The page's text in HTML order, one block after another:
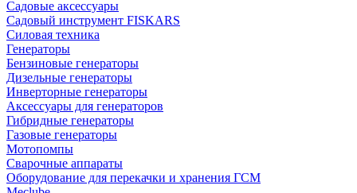
Садовые аксессуары
Садовый инструмент FISKARS
Силовая техника
Генераторы
Бензиновые генераторы
Дизельные генераторы
Инверторные генераторы
Аксессуары для генераторов
Гибридные генераторы
Газовые генераторы
Мотопомпы
Сварочные аппараты
Оборудование для перекачки и хранения ГСМ